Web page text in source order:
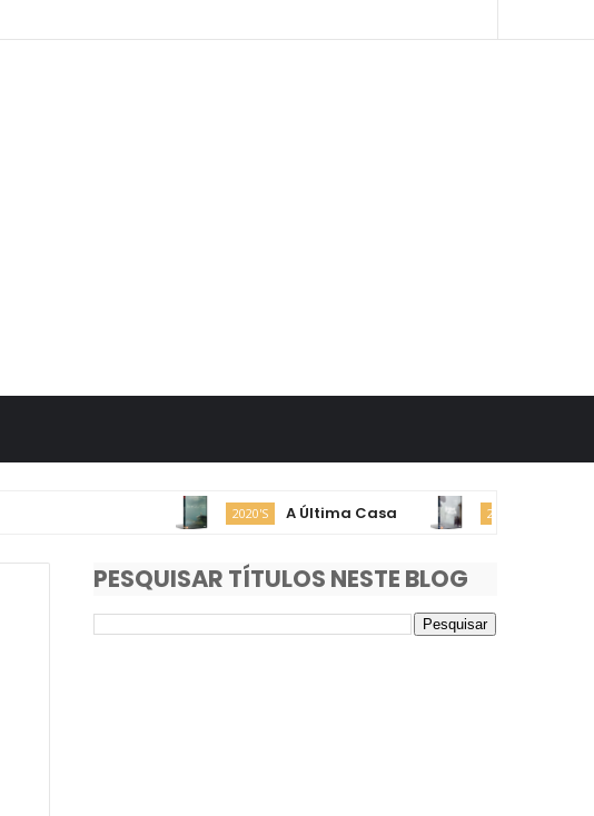
2020'S A Última Casa 2020'S O Fim da Rua
PESQUISAR TÍTULOS NESTE BLOG